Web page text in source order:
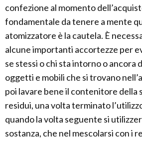
confezione al momento
fondamentale da tenere a mente
atomizzatore è la cautela. È
alcune importanti accortezze per
se stessi o chi sta intorno o ancora
oggetti e mobili che si trovano
poi lavare bene il contenitore della
residui, una volta terminato
quando la volta seguente si
sostanza, che nel mescolarsi con i